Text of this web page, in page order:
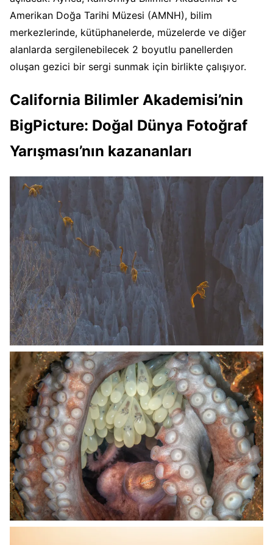
Amerikan Doğa Tarihi Müzesi (AMNH), bilim
merkezlerinde, kütüphanelerde, müzelerde ve diğer
alanlarda sergilenebilecek 2 boyutlu panellerden
oluşan gezici bir sergi sunmak için birlikte çalışıyor.
California Bilimler Akademisi’nin
BigPicture: Doğal Dünya Fotoğraf
Yarışması’nın kazananları